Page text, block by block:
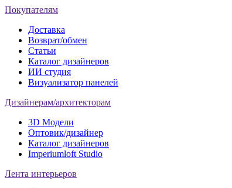
Покупателям
Доставка
Возврат/обмен
Статьи
Каталог дизайнеров
ИИ студия
Визуализатор панелей
Дизайнерам/архитекторам
3D Модели
Оптовик/дизайнер
Каталог дизайнеров
Imperiumloft Studio
Лента интерьеров